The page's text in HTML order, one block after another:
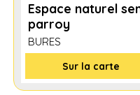
Espace naturel
parroy
BURES
Sur la carte